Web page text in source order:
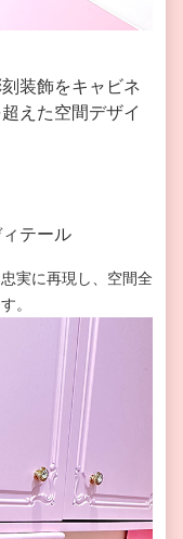
装飾をキャビネ
えた空間デザイ
テール
実に再現し、空間全
。